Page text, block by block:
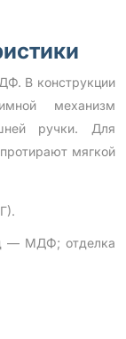
В конструкции
механизм
ручки. Для
мягкой
— МДФ; отделка